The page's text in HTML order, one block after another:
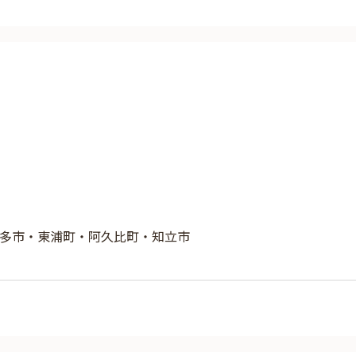
市・東浦町・阿久比町・知立市